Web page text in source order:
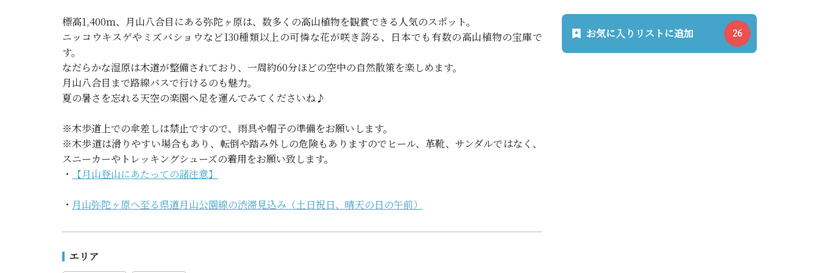
標高1,400ｍ、月山八合目にある弥陀ヶ原は、数多くの高山植物を観賞できる人気のスポット。
ニッコウキスゲやミズバショウなど130種類以上の可憐な花が咲き誇る、日本でも有数の高山植物の宝庫で
す。
なだらかな湿原は木道が整備されており、一周約60分ほどの空中の自然散策を楽しめます。
月山八合目まで路線バスで行けるのも魅力。
夏の暑さを忘れる天空の楽園へ足を運んでみてくださいね♪
※木歩道上での傘差しは禁止ですので、雨具や帽子の準備をお願いします。
※木歩道は滑りやすい場合もあり、転倒や踏み外しの危険もありますのでヒール、革靴、サンダルではなく、
スニーカーやトレッキングシューズの着用をお願い致します。
・
【月山登山にあたっての諸注意】
・ 月山弥陀ヶ原へ至る県道月山公園線の渋滞見込み（土日祝日、晴天の日の午前）
エリア
お気に入りリストに追加